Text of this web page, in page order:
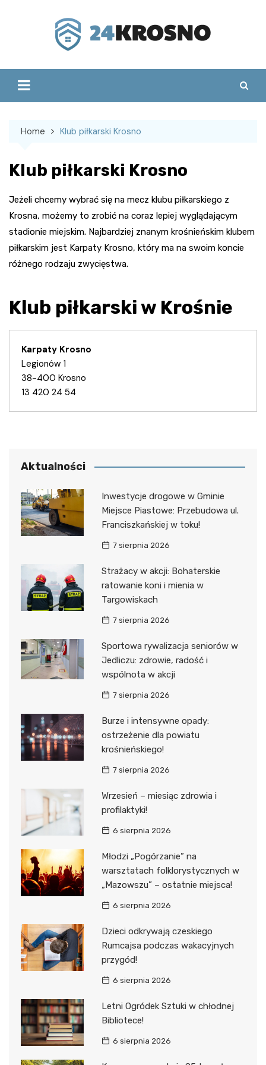
Home Klub piłkarski Krosno
Klub piłkarski Krosno
Jeżeli chcemy wybrać się na mecz klubu piłkarskiego z
Krosna, możemy to zrobić na coraz lepiej wyglądającym
stadionie miejskim. Najbardziej znanym krośnieńskim klubem
piłkarskim jest Karpaty Krosno, który ma na swoim koncie
różnego rodzaju zwycięstwa.
Klub piłkarski w Krośnie
Karpaty Krosno
Legionów 1
38-400 Krosno
13 420 24 54
Aktualności
Inwestycje drogowe w Gminie
Miejsce Piastowe: Przebudowa ul.
Franciszkańskiej w toku!
7 sierpnia 2026
Strażacy w akcji: Bohaterskie
ratowanie koni i mienia w
Targowiskach
7 sierpnia 2026
Sportowa rywalizacja seniorów w
Jedliczu: zdrowie, radość i
wspólnota w akcji
7 sierpnia 2026
Burze i intensywne opady:
ostrzeżenie dla powiatu
krośnieńskiego!
7 sierpnia 2026
Wrzesień – miesiąc zdrowia i
profilaktyki!
6 sierpnia 2026
Młodzi „Pogórzanie” na
warsztatach folklorystycznych w
„Mazowszu” – ostatnie miejsca!
6 sierpnia 2026
Dzieci odkrywają czeskiego
Rumcajsa podczas wakacyjnych
przygód!
6 sierpnia 2026
Letni Ogródek Sztuki w chłodnej
Bibliotece!
6 sierpnia 2026